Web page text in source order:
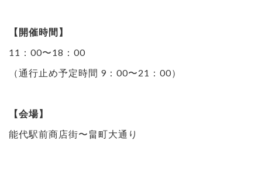
【開催時間】
11：00〜18：00
（通行止め予定時間 9：00〜21：00）
【会場】
能代駅前商店街〜畠町大通り